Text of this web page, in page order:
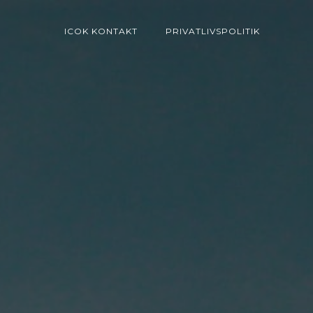
ICOK KONTAKT PRIVATLIVSPOLITIK